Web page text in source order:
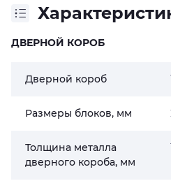
ДВЕРНОЙ КОРОБ
Дверной короб
Размеры блоков, мм
Толщина металла
дверного короба, мм